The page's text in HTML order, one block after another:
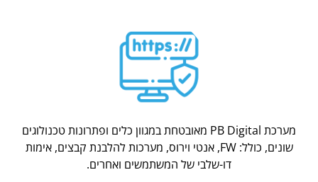
מערכת PB Digital מאובטחת במגוון כלים ופתרונות טכנולוגים
שונים, כולל: FW, אנטי וירוס, מערכות להלבנת קבצים, אימות
דו-שלבי של המשתמשים ואחרים.